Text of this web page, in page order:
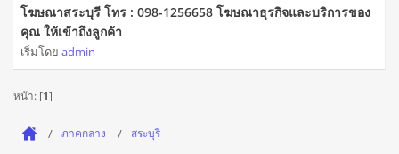
โฆษณาสระบุรี โทร : 098-1256658 โฆษณาธุรกิจและบริการของ
คุณ ให้เข้าถึงลูกค้า
เริ่มโดย admin
หน้า: [1]
ภาคกลาง สระบุรี